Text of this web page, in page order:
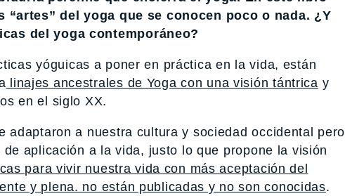
del yoga que se conocen poco o nada. ¿Y
del yoga contemporáneo?
yóguicas a poner en práctica en la vida, están
linajes ancestrales de Yoga con una visión tántrica y
en el siglo XX.
a nuestra cultura y sociedad occidental pero
aplicación a la vida, justo lo que propone la visión
para vivir nuestra vida con más aceptación del
y plena. no están publicadas y no son conocidas.